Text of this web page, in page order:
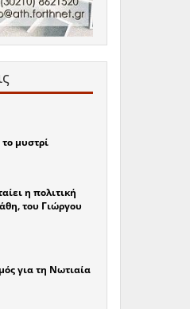
μυστρί
η πολιτική
του Γιώργου
για τη Νωτιαία